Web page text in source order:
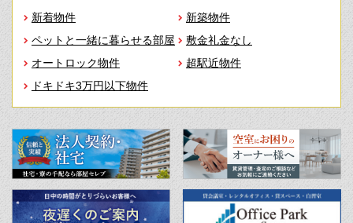
新着物件
新築物件
ペットと一緒に暮らせる部屋
敷金礼金なし
オートロック物件
超駅近物件
ドキドキ3万円以下物件